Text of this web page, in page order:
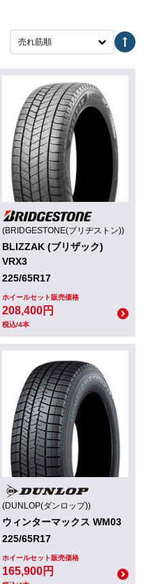
売れ筋順
(BRIDGESTONE(ブリヂストン))
BLIZZAK (ブリザック)
VRX3
225/65R17
ホイールセット販売価格
208,400円
税込/4本
(DUNLOP(ダンロップ))
ウィンターマックス WM03
225/65R17
ホイールセット販売価格
165,900円